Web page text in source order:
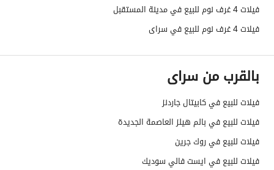
فيلات 4 غرف نوم للبيع في مدينة المستقبل
فيلات 4 غرف نوم للبيع في سراى
بالقرب من سراى
فيلات للبيع في كابيتال جاردنز
فيلات للبيع في بالم هيلز العاصمة الجديدة
فيلات للبيع في روك جرين
فيلات للبيع في ايست فالي سوديك